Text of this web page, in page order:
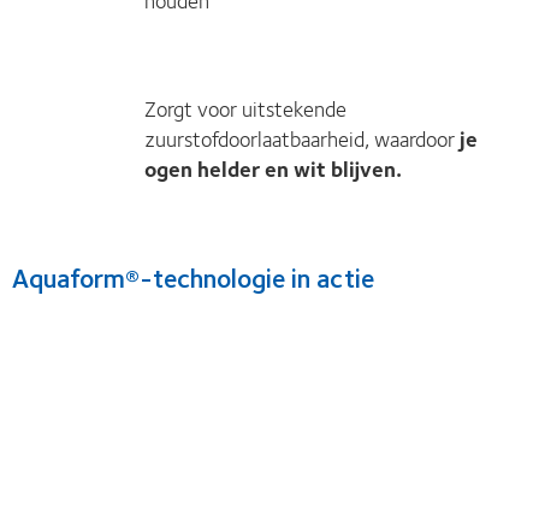
Zorgt voor uitstekende
zuurstofdoorlaatbaarheid, waardoorje
ogen helder en wit blijven.
Aquaform®-technologie in actie